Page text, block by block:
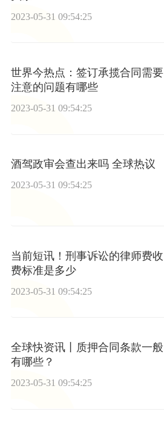
2023-05-31 09:54:25
世界今热点：签订承揽合同需要
注意的问题有哪些
2023-05-31 09:54:25
酒驾政审会查出来吗 全球热议
2023-05-31 09:54:25
当前短讯！刑事诉讼的律师费收
费标准是多少
2023-05-31 09:54:25
全球快资讯丨质押合同条款一般
有哪些？
2023-05-31 09:54:25